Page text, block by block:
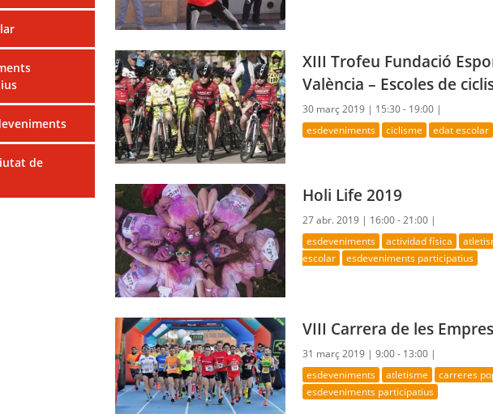
de
XIII Trofeu Fundació
València – Escoles de
30 març 2019 | 15:30 - 19:00 |
esdeveniments ciclisme edat escolar
Holi Life 2019
27 abr. 2019 | 16:00 - 21:00 |
esdeveniments actividad física
escolar
esdeveniments participatius
VIII Carrera de les
31 març 2019 |9:00 - 13:00 |
esdeveniments atletisme carreres
esdeveniments participatius